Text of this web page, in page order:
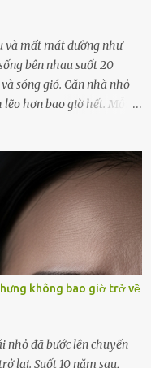
và mất mát dường như
bên nhau suốt 20
sóng gió. Căn nhà nhỏ
hơn bao giờ hết. Mỗi
làm gì ngoài việc
không cho phép tôi mãi
và những người thân
toàn. Và hôm nay là
cô ấy rời xa tôi mãi
xong, tôi quyết định lên
ngày, nhưng có điều gì
Trong khoảnh khắc tôi
lạ thoáng qua, khiến
không bao giờ trở về
nhỏ đã bước lên chuyến
lại. Suốt 10 năm sau,